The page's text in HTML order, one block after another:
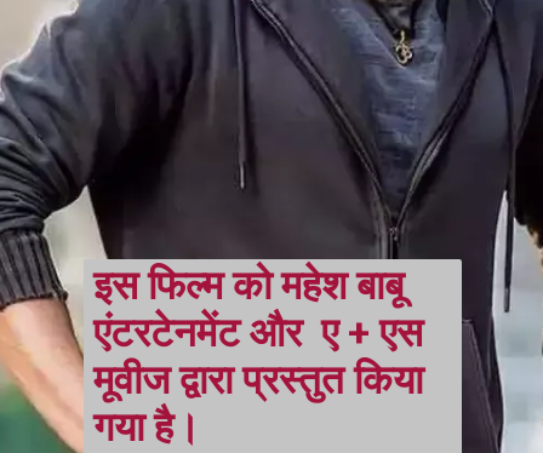
इस फिल्म को महेश बाबू
एंटरटेनमेंट और  ए + एस
मूवीज द्वारा प्रस्तुत किया
गया है।